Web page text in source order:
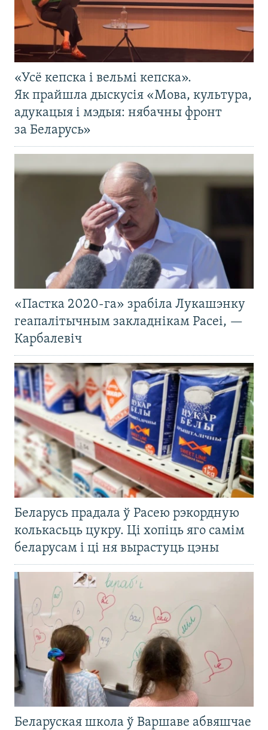
«Усё кепска і вельмі кепска».
Як прайшла дыскусія «Мова, культура,
адукацыя і мэдыя: нябачны фронт
за Беларусь»
«Пастка 2020-га» зрабіла Лукашэнку
геапалітычным закладнікам Расеі, —
Карбалевіч
Беларусь прадала ў Расею рэкордную
колькасьць цукру. Ці хопіць яго самім
беларусам і ці ня вырастуць цэны
Беларуская школа ў Варшаве абвяшчае